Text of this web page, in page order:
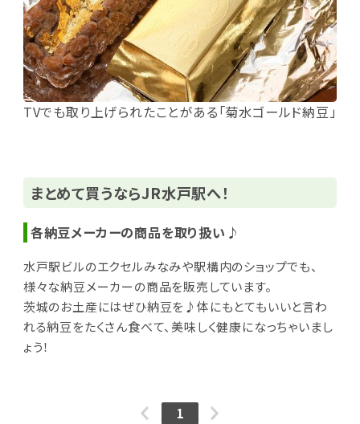
TVでも取り上げられたことがある「菊水ゴールド納豆」
まとめて買うならJR水戸駅へ！
各納豆メーカーの商品を取り扱い♪
水戸駅ビルのエクセルみなみや駅構内のショップでも、
様々な納豆メーカーの商品を販売しています。
茨城のお土産にはぜひ納豆を♪体にもとてもいいと言わ
れる納豆をたくさん食べて、美味しく健康になっちゃいまし
ょう！
1